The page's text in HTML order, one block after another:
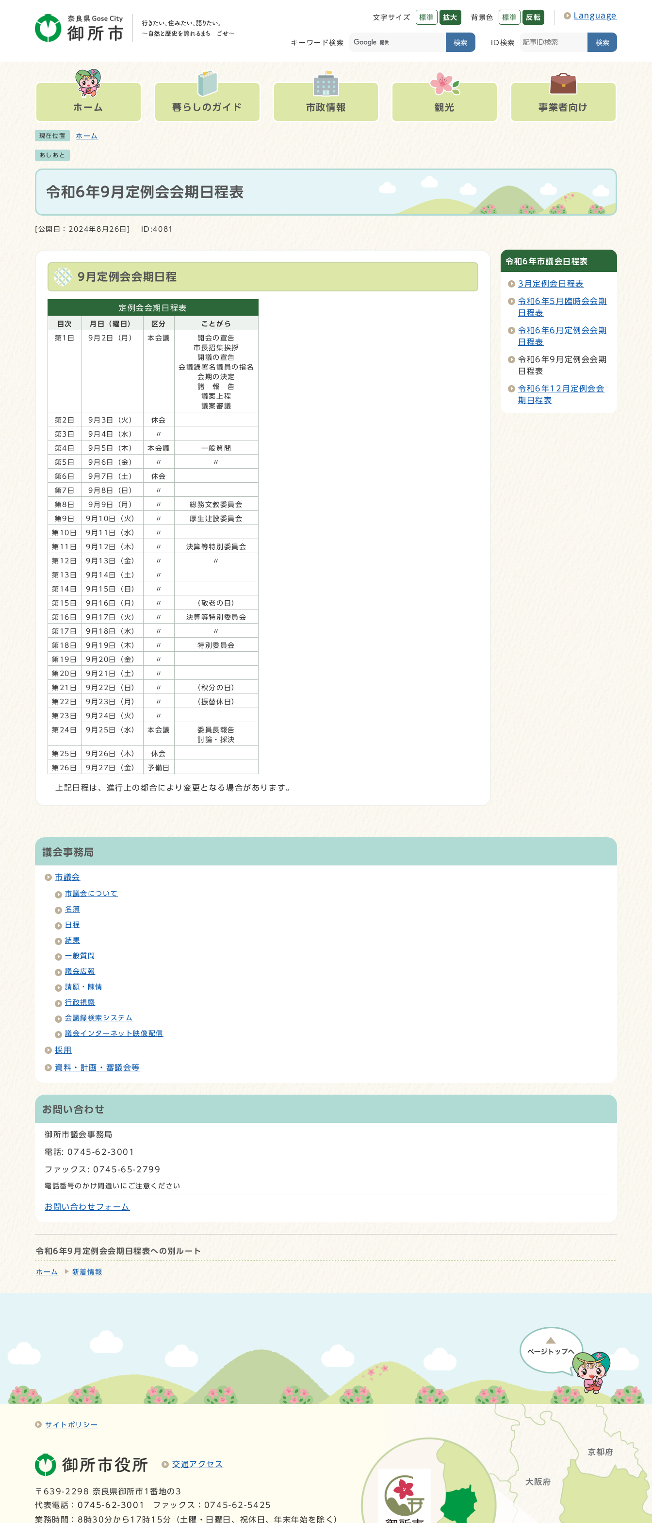
文字サイズ 標準 拡大 背景色 標準 反転 Language
キーワード検索 検索 ID検索 検索
ホーム 暮らしのガイド 市政情報 観光 事業者向け
現在位置 ホーム
あしあと
令和6年9月定例会会期日程表
[公開日：2024年8月26日] ID:4081
9月定例会会期日程
定例会会期日程表
目次 月日（曜日） 区分 ことがら
第1日 9月2日（月） 本会議
開会の宣告
市長招集挨拶
開議の宣告
会議録署名議員の指名
会期の決定
諸 報 告
議案上程
議案審議
第2日 9月3日（火） 休会
第3日 9月4日（水） 〃
第4日 9月5日（木） 本会議 一般質問
第5日 9月6日（金） 〃 〃
第6日 9月7日（土） 休会
第7日 9月8日（日） 〃
第8日 9月9日（月） 〃 総務文教委員会
第9日 9月10日（火） 〃 厚生建設委員会
第10日 9月11日（水） 〃
第11日 9月12日（木） 〃 決算等特別委員会
第12日 9月13日（金） 〃 〃
第13日 9月14日（土） 〃
第14日 9月15日（日） 〃
第15日 9月16日（月） 〃 （敬老の日）
第16日 9月17日（火） 〃 決算等特別委員会
第17日 9月18日（水） 〃 〃
第18日 9月19日（木） 〃 特別委員会
第19日 9月20日（金） 〃
第20日 9月21日（土） 〃
第21日 9月22日（日） 〃 （秋分の日）
第22日 9月23日（月） 〃 （振替休日）
第23日 9月24日（火） 〃
第24日 9月25日（水） 本会議
委員長報告
討論・採決
第25日 9月26日（木） 休会
第26日 9月27日（金） 予備日
上記日程は、進行上の都合により変更となる場合があります。
令和6年市議会日程表
3月定例会日程表
令和6年5月臨時会会期
日程表
令和6年6月定例会会期
日程表
令和6年9月定例会会期
日程表
令和6年12月定例会会
期日程表
議会事務局
市議会
市議会について
名簿
日程
結果
一般質問
議会広報
請願・陳情
行政視察
会議録検索システム
議会インターネット映像配信
採用
資料・計画・審議会等
お問い合わせ
御所市議会事務局
電話: 0745-62-3001
ファックス: 0745-65-2799
電話番号のかけ間違いにご注意ください
お問い合わせフォーム
令和6年9月定例会会期日程表への別ルート
ホーム 新着情報
サイトポリシー
交通アクセス
〒639-2298 奈良県御所市1番地の3
代表電話： 0745-62-3001
ファックス：0745-62-5425
業務時間：8時30分から17時15分（土曜・日曜日、祝休日、年末年始を除く）